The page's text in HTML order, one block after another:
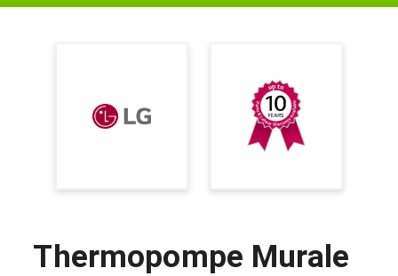
Thermopompe Murale